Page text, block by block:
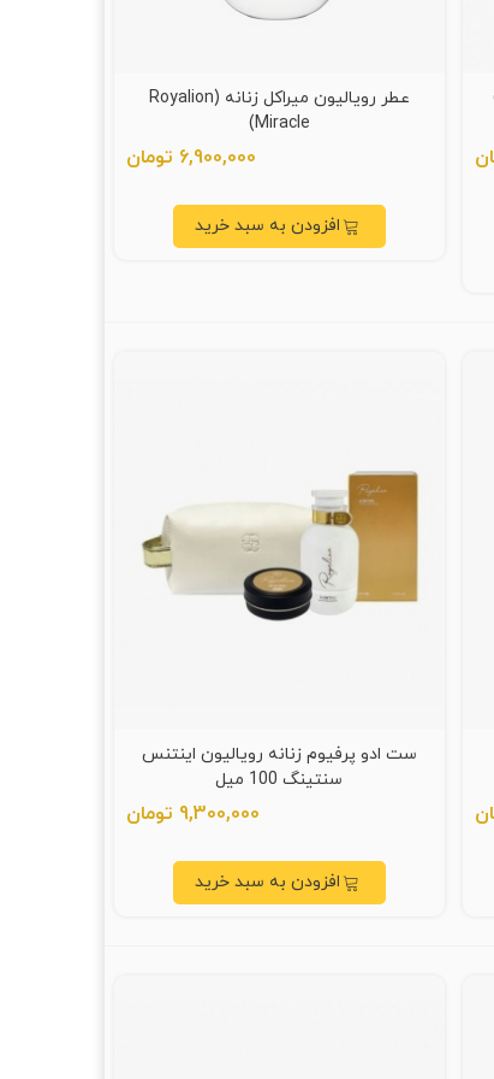
عطر رویالیون میراکل زنانه (Royalion
Miracle)
6,900,000 تومان
افزودن به سبد خرید
ست ادو پرفیوم زنانه رویالیون اینتنس
سنتینگ 100 میل
9,300,000 تومان
افزودن به سبد خرید